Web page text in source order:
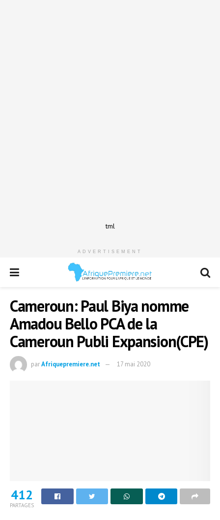
tml
ADVERTISEMENT
Cameroun: Paul Biya nomme
Amadou Bello PCA de la
Cameroun Publi Expansion(CPE)
parAfriquepremiere.net 17 mai 2020
412
PARTAGES